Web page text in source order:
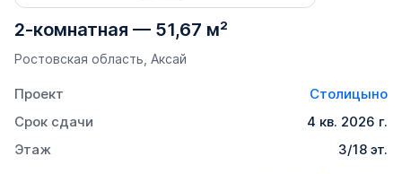
2-комнатная — 51,67 м²
Ростовская область, Аксай
Проект
Столицыно
Срок сдачи
4 кв. 2026 г.
Этаж
3/18 эт.